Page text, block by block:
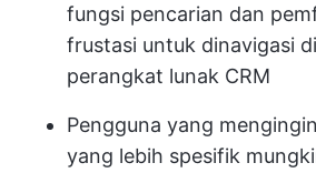
fungsi pencarian dan
frustasi untuk dinavigasi
perangkat lunak CRM
Pengguna yang
yang lebih spesifik